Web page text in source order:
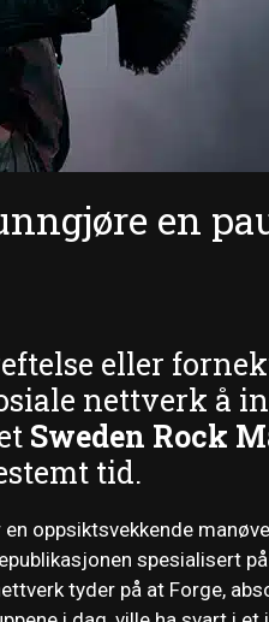
en
eller
nettverk å
Sweden Rock
tid.
oppsiktsvekkende
spesialisert
tyder på at Forge,